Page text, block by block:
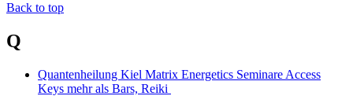
Back to top
Q
Quantenheilung Kiel Matrix Energetics Seminare Access
Keys mehr als Bars, Reiki